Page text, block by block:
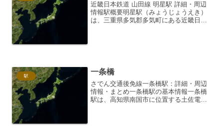
近畿日本鉄道 山田線 明星駅 詳細・周辺
情報駅概要明星駅（みょうじょうえき）
は、三重県多気郡多気町にある近畿日本
駅 一条橋
さでん交通後免線一条橋駅：詳細・周辺
情報・まとめ一条橋駅の基本情報一条橋
駅は、高知県南国市に位置する土佐電気